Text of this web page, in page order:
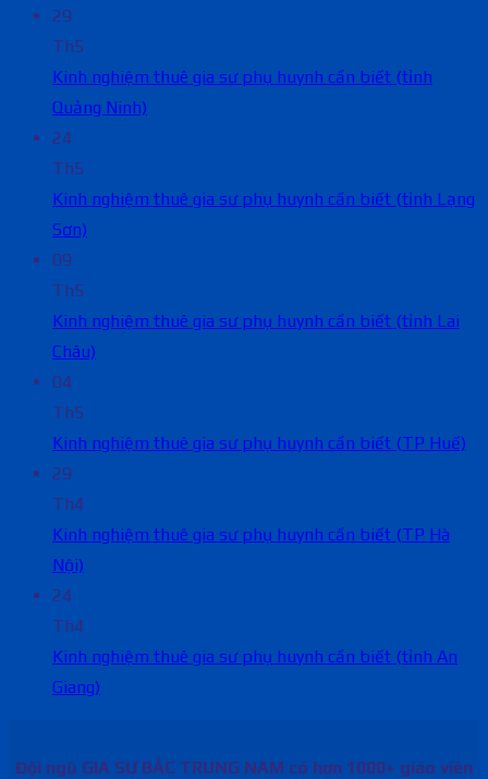
29
Th5
Kinh nghiệm thuê gia sư phụ huynh cần biết (tỉnh
Quảng Ninh)
24
Th5
Kinh nghiệm thuê gia sư phụ huynh cần biết (tỉnh Lạng
Sơn)
09
Th5
Kinh nghiệm thuê gia sư phụ huynh cần biết (tỉnh Lai
Châu)
04
Th5
Kinh nghiệm thuê gia sư phụ huynh cần biết (TP Huế)
29
Th4
Kinh nghiệm thuê gia sư phụ huynh cần biết (TP Hà
Nội)
24
Th4
Kinh nghiệm thuê gia sư phụ huynh cần biết (tỉnh An
Giang)
Đội ngũ GIA SƯ BẮC TRUNG NAM có hơn 1000+ giáo viên